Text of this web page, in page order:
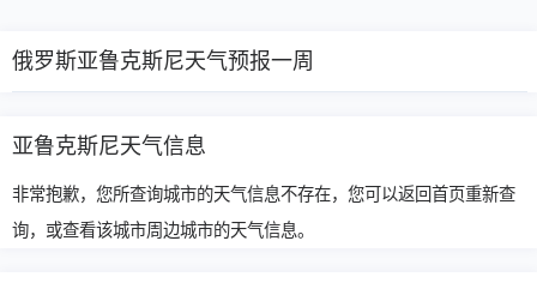
俄罗斯亚鲁克斯尼天气预报一周
亚鲁克斯尼天气信息
非常抱歉，您所查询城市的天气信息不存在，您可以返回首页重新查
询，或查看该城市周边城市的天气信息。